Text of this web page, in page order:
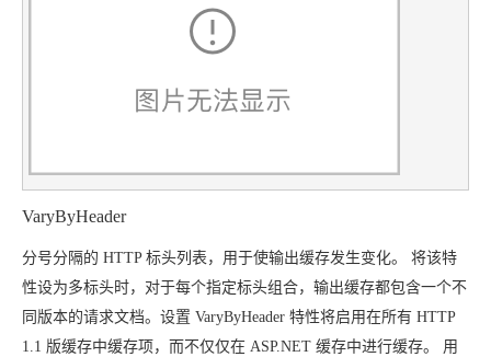
VaryByHeader
分号分隔的 HTTP 标头列表，用于使输出缓存发生变化。 将该特
性设为多标头时，对于每个指定标头组合，输出缓存都包含一个不
同版本的请求文档。 设置 VaryByHeader 特性将启用在所有 HTTP
1.1 版缓存中缓存项，而不仅仅在 ASP.NET 缓存中进行缓存。
用